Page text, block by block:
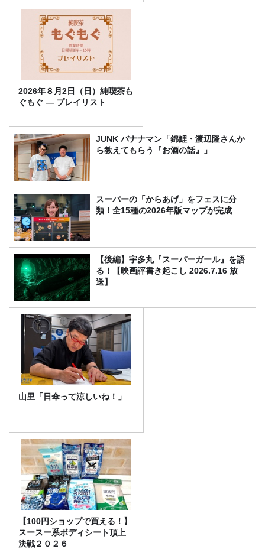
2026年８月2日（日）純喫茶も
ぐもぐ ― プレイリスト
JUNK バナナマン「錦鯉・渡辺隆さんか
ら教えてもらう『お酒の話』」
スーパーの「からあげ」をフェスに分
類！全15種の2026年版マップが完成
【後編】宇多丸『スーパーガール』を語
る！【映画評書き起こし 2026.7.16 放
送】
山里「日傘って涼しいね！」
【100円ショップで買える！】
スースー系ボディシート頂上
決戦２０２６